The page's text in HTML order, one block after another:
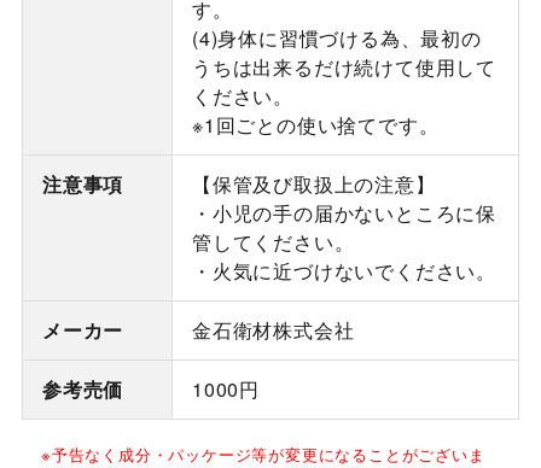
す。
(4)身体に習慣づける為、最初の
うちは出来るだけ続けて使用して
ください。
※1回ごとの使い捨てです。
注意事項
【保管及び取扱上の注意】
・小児の手の届かないところに保
管してください。
・火気に近づけないでください。
メーカー 金石衛材株式会社
参考売価 1000円
※予告なく成分・パッケージ等が変更になることがございま